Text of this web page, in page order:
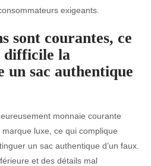
exigeants.
sont courantes, ce
difficile la
un sac authentique
monnaie courante
luxe, ce qui complique
un sac authentique d’un faux.
et des détails mal